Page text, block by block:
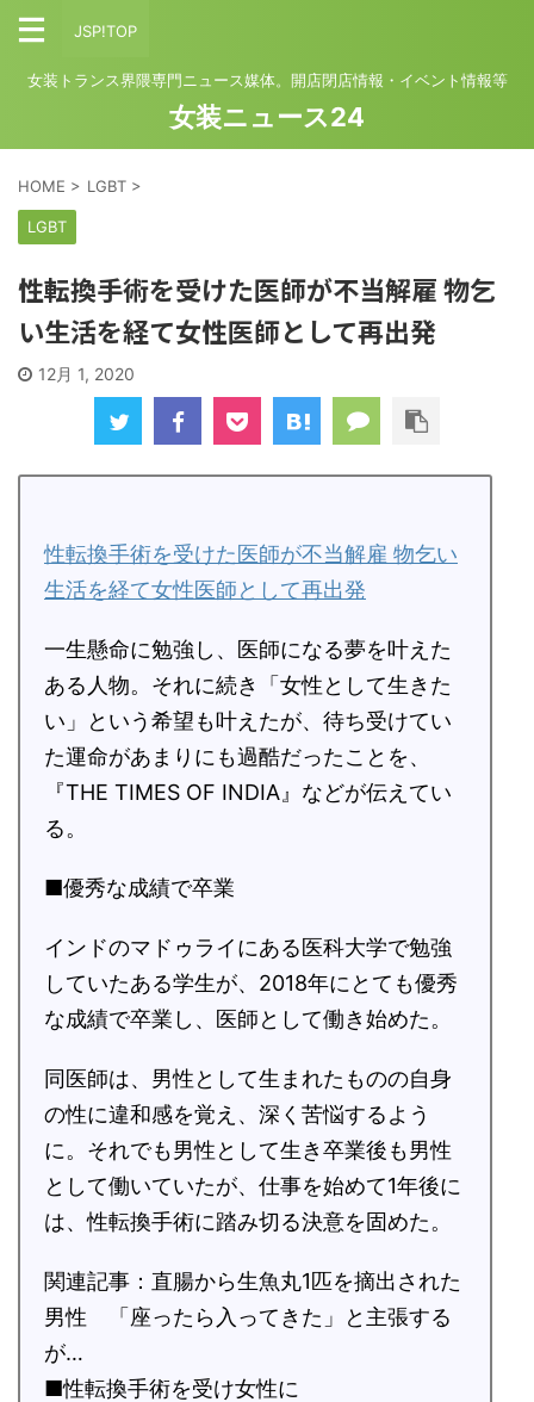
JSP!TOP
女装トランス界隈専門ニュース媒体。開店閉店情報・イベント情報等
女装ニュース24
HOME > LGBT >
LGBT
性転換手術を受けた医師が不当解雇 物乞
い生活を経て女性医師として再出発
12月 1, 2020
性転換手術を受けた医師が不当解雇 物乞い
生活を経て女性医師として再出発
一生懸命に勉強し、医師になる夢を叶えた
ある人物。それに続き「女性として生きた
い」という希望も叶えたが、待ち受けてい
た運命があまりにも過酷だったことを、
『THE TIMES OF INDIA』などが伝えてい
る。
■優秀な成績で卒業
インドのマドゥライにある医科大学で勉強
していたある学生が、2018年にとても優秀
な成績で卒業し、医師として働き始めた。
同医師は、男性として生まれたものの自身
の性に違和感を覚え、深く苦悩するよう
に。それでも男性として生き卒業後も男性
として働いていたが、仕事を始めて1年後に
は、性転換手術に踏み切る決意を固めた。
関連記事：直腸から生魚丸1匹を摘出された
男性 「座ったら入ってきた」と主張する
が…
■性転換手術を受け女性に